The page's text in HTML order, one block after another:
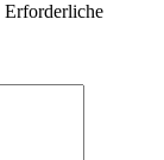
Erforderliche